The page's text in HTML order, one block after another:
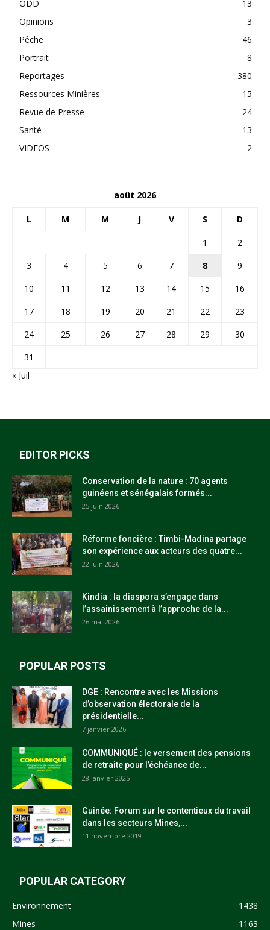
ODD
13
Opinions
3
Pêche
46
Portrait
8
Reportages
380
Ressources Minières
15
Revue de Presse
24
Santé
13
VIDEOS
2
août 2026
L M M J V S D
1
2
3
4 5 6 7 8
9
10
11 12 13 14 15
16
17
18 19 20 21 22
23
24
25 26 27 28 29
30
31
« Juil
EDITOR PICKS
Conservation de la nature : 70 agents
guinéens et sénégalais formés...
25 juin 2026
Réforme foncière : Timbi-Madina partage
son expérience aux acteurs des quatre...
22 juin 2026
Kindia : la diaspora s’engage dans
l’assainissement à l’approche de la...
26 mai 2026
POPULAR POSTS
DGE : Rencontre avec les Missions
d’observation électorale de la
présidentielle...
7 janvier 2026
COMMUNIQUÉ : le versement des pensions
de retraite pour l’échéance de...
28 janvier 2025
Guinée: Forum sur le contentieux du travail
dans les secteurs Mines,...
11 novembre 2019
POPULAR CATEGORY
Environnement
1438
Mines
1163